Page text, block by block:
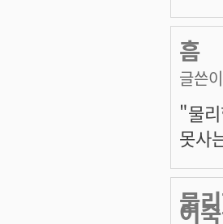
흠
글쓴
"물
못사
물
어